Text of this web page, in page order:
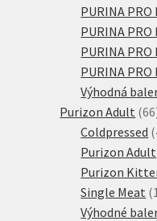
PURINA PRO
PURINA
PURINA
PURINA
Výhodná
Purizon Adult 66
Coldpressed
Purizon Adult
Purizon
Single Meat
Výhodné